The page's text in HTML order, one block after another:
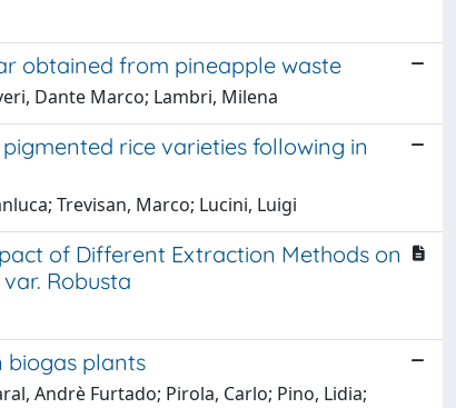
obtained from pineapple waste
Dante Marco; Lambri, Milena
rice varieties following in
Trevisan, Marco; Lucini, Luigi
of Different Extraction Methods on
Robusta
biogas plants
Andrè Furtado; Pirola, Carlo; Pino, Lidia;